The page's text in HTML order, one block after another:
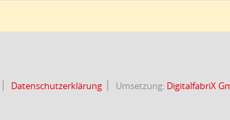
Datenschutzerklärung Umsetzung: DigitalfabriX